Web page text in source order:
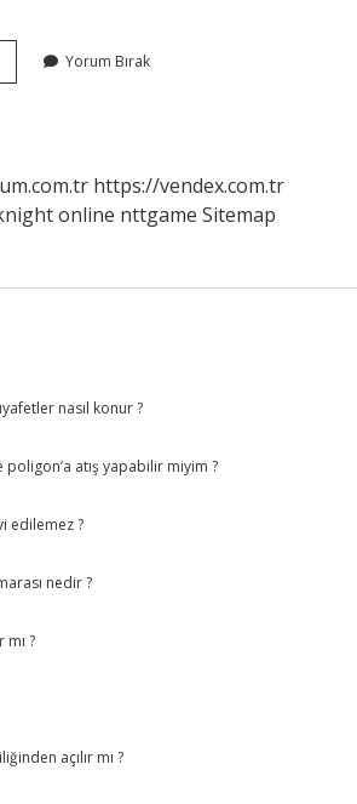
Yorum Bırak
https://vendex.com.tr
online nttgame Sitemap
nasıl konur ?
atış yapabilir miyim ?
edilemez ?
nedir ?
?
açılır mı ?